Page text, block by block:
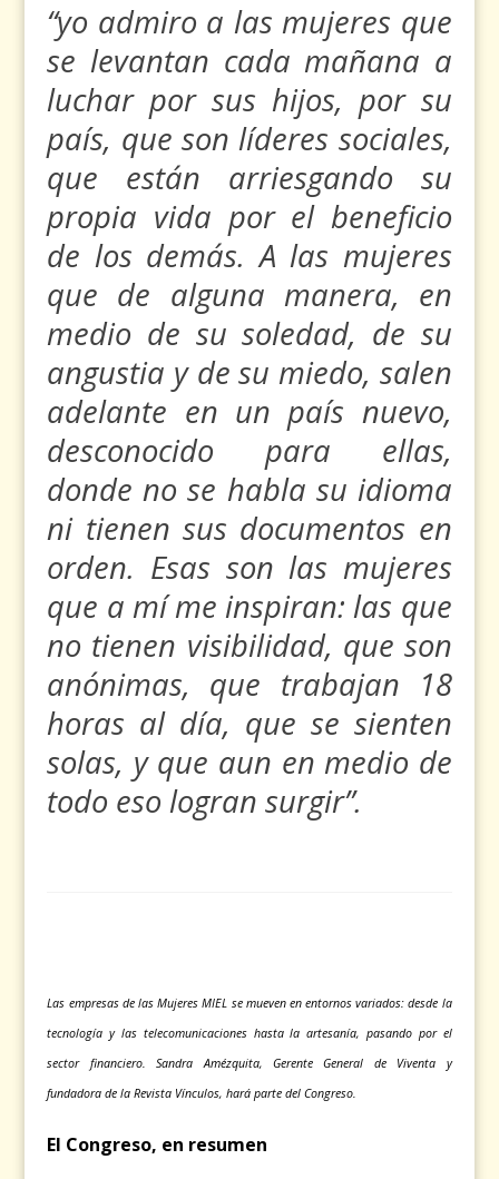
“yo admiro a las mujeres que
se levantan cada mañana a
luchar por sus hijos, por su
país, que son líderes sociales,
que están arriesgando su
propia vida por el beneficio
de los demás. A las mujeres
que de alguna manera, en
medio de su soledad, de su
angustia y de su miedo, salen
adelante en un país nuevo,
desconocido para ellas,
donde no se habla su idioma
ni tienen sus documentos en
orden. Esas son las mujeres
que a mí me inspiran: las que
no tienen visibilidad, que son
anónimas, que trabajan 18
horas al día, que se sienten
solas, y que aun en medio de
todo eso logran surgir”.
Las empresas de las Mujeres MIEL se mueven en entornos variados: desde la
tecnología y las telecomunicaciones hasta la artesanía, pasando por el
sector financiero. Sandra Amézquita, Gerente General de Viventa y
fundadora de la Revista Vínculos, hará parte del Congreso.
El Congreso, en resumen